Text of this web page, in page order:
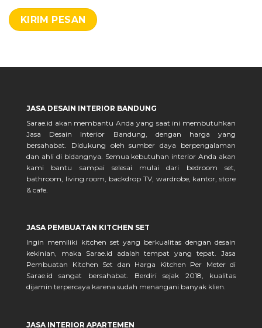
JASA DESAIN INTERIOR BANDUNG
Sarae.id akan membantu Anda yang saat ini membutuhkan
Jasa Desain Interior Bandung, dengan harga yang
bersahabat. Didukung oleh sumber daya berpengalaman
dan ahli di bidangnya. Semua kebutuhan interior Anda akan
kami bantu sampai selesai mulai dari bedroom set,
bathroom, living room, backdrop TV, wardrobe, kantor, store
& cafe.
JASA PEMBUATAN KITCHEN SET
Ingin memiliki kitchen set yang berkualitas dengan desain
kekinian, maka Sarae.id adalah tempat yang tepat. Jasa
Pembuatan Kitchen Set dan Harga Kitchen Per Meter di
Sarae.id sangat bersahabat. Berdiri sejak 2018, kualitas
dijamin terpercaya karena sudah menangani banyak klien.
JASA INTERIOR APARTEMEN